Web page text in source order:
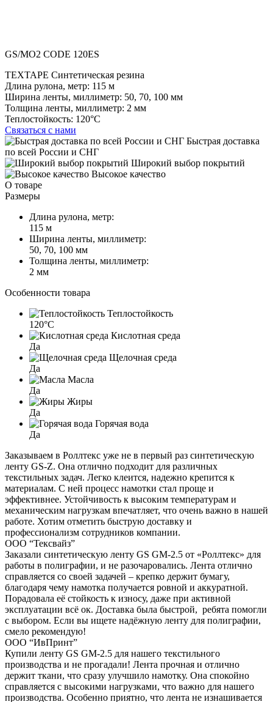
GS/MO2 CODE 120ES
TEXTAPE Синтетическая резина
Длина рулона, метр: 115 м
Ширина ленты, миллиметр: 50, 70, 100 мм
Толщина ленты, миллиметр: 2 мм
Теплостойкость: 120°C
Связаться с нами
Быстрая доставка
по всей России и СНГ
Широкий выбор покрытий
Высокое качество
О товаре
Размеры
Длина рулона, метр:
115 м
Ширина ленты, миллиметр:
50, 70, 100 мм
Толщина ленты, миллиметр:
2 мм
Особенности товара
Теплостойкость
120°C
Кислотная среда
Да
Щелочная среда
Да
Масла
Да
Жиры
Да
Горячая вода
Да
Заказываем в Роллтекс уже не в первый раз синтетическую
ленту GS-Z. Она отлично подходит для различных
текстильных задач. Легко клеится, надежно крепится к
материалам. С ней процесс намотки стал проще и
эффективнее. Устойчивость к высоким температурам и
механическим нагрузкам впечатляет, что очень важно в нашей
работе. Хотим отметить быструю доставку и
профессионализм сотрудников компании.
ООО “Тексвайз”
Заказали синтетическую ленту GS GM-2.5 от «Роллтекс» для
работы в полиграфии, и не разочаровались. Лента отлично
справляется со своей задачей – крепко держит бумагу,
благодаря чему намотка получается ровной и аккуратной.
Порадовала её стойкость к износу, даже при активной
эксплуатации всё ок. Доставка была быстрой, ребята помогли
с выбором. Если вы ищете надёжную ленту для полиграфии,
смело рекомендую!
ООО “ИвПринт”
Купили ленту GS GM-2.5 для нашего текстильного
производства и не прогадали! Лента прочная и отлично
держит ткани, что сразу улучшило намотку. Она спокойно
справляется с высокими нагрузками, что важно для нашего
производства. Особенно приятно, что лента не изнашивается